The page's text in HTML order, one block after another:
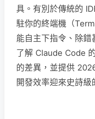
具。有別於傳統的
駐你的終端機（
能自主下指令、除錯
了解 Claude Code
的差異，並提供
開發效率迎來史詩級